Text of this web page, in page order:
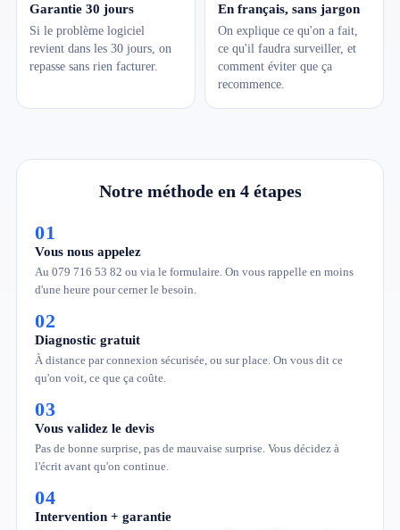
Garantie 30 jours
Si le problème logiciel
revient dans les 30 jours, on
repasse sans rien facturer.
En français, sans jargon
On explique ce qu'on a fait,
ce qu'il faudra surveiller, et
comment éviter que ça
recommence.
Notre méthode en 4 étapes
01
Vous nous appelez
Au 079 716 53 82 ou via le formulaire. On vous rappelle en moins
d'une heure pour cerner le besoin.
02
Diagnostic gratuit
À distance par connexion sécurisée, ou sur place. On vous dit ce
qu'on voit, ce que ça coûte.
03
Vous validez le devis
Pas de bonne surprise, pas de mauvaise surprise. Vous décidez à
l'écrit avant qu'on continue.
04
Intervention + garantie